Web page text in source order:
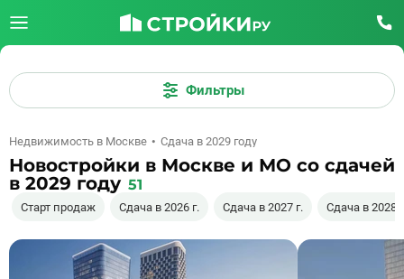
Фильтры
Недвижимость в Москве Сдача в 2029 году
Новостройки в Москве и МО со сдачей
в 2029 году 51
Старт продаж Сдача в 2026 г. Сдача в 2027 г. Сдача в 2028